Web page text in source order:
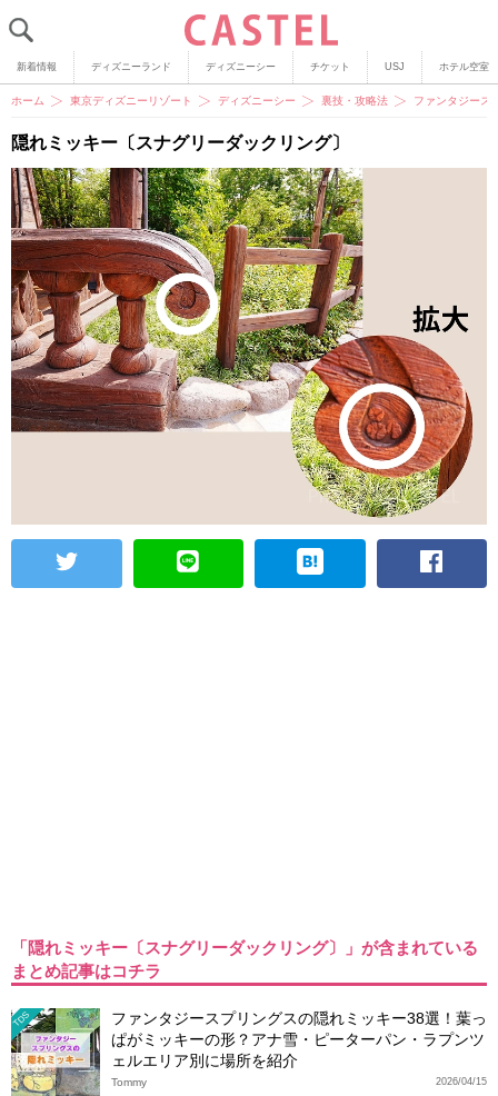
新着情報 ディズニーランド ディズニーシー チケット USJ ホテル空室
ホーム 東京ディズニーリゾート ディズニーシー 裏技・攻略法 ファンタジース
隠れミッキー〔スナグリーダックリング〕
「隠れミッキー〔スナグリーダックリング〕」が含まれている
まとめ記事はコチラ
TDS
ファンタジースプリングスの隠れミッキー38選！葉っ
ぱがミッキーの形？アナ雪・ピーターパン・ラプンツ
ェルエリア別に場所を紹介
2026/04/15
Tommy